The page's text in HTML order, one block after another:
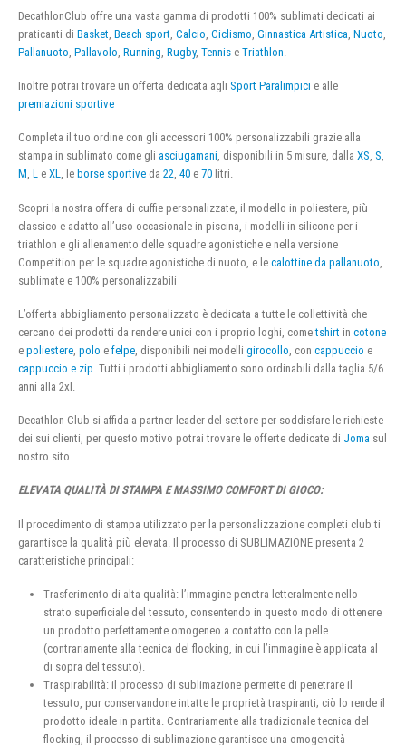
DecathlonClub offre una vasta gamma di prodotti 100% sublimati dedicati ai
praticanti di Basket Beach sport Calcio Ciclismo Ginnastica Artistica Nuoto
Pallanuoto Pallavolo Running Rugby, Tennis e Triathlon
Inoltre potrai trovare un offerta dedicata agli Sport Paralimpici e alle
premiazioni sportive
Completa il tuo ordine con gli accessori 100% personalizzabili grazie alla
stampa in sublimato come gli asciugamani, disponibili in 5 misure, dalla XS, S,
M, L e XL, le borse sportive da 22, 40 e 70 litri.
Scopri la nostra offera di cuffie personalizzate, il modello in poliestere, più
classico e adatto all’uso occasionale in piscina, i modelli in silicone per i
triathlon e gli allenamento delle squadre agonistiche e nella versione
Competition per le squadre agonistiche di nuoto, e le calottine da pallanuoto
sublimate e 100% personalizzabili
L’offerta abbigliamento personalizzato è dedicata a tutte le collettività che
cercano dei prodotti da rendere unici con i proprio loghi, cometshirt in cotone
e poliestere polo e felpe , disponibili nei modelli girocollo , con cappuccio e
cappuccio e zip . Tutti i prodotti abbigliamento sono ordinabili dalla taglia 5/6
anni alla 2xl.
Decathlon Club si affida a partner leader del settore per soddisfare le richieste
dei sui clienti, per questo motivo potrai trovare le offerte dedicate di Joma sul
nostro sito.
ELEVATA QUALITÀ DI STAMPA E MASSIMO COMFORT DI GIOCO:
Il procedimento di stampa utilizzato per la personalizzazione completi club ti
garantisce la qualità più elevata. Il processo di SUBLIMAZIONE presenta 2
caratteristiche principali:
Trasferimento di alta qualità: l’immagine penetra letteralmente nello
strato superficiale del tessuto, consentendo in questo modo di ottenere
un prodotto perfettamente omogeneo a contatto con la pelle
(contrariamente alla tecnica del flocking, in cui l’immagine è applicata al
di sopra del tessuto).
Traspirabilità: il processo di sublimazione permette di penetrare il
tessuto, pur conservandone intatte le proprietà traspiranti; ciò lo rende il
prodotto ideale in partita. Contrariamente alla tradizionale tecnica del
flocking, il processo di sublimazione garantisce una omogeneità